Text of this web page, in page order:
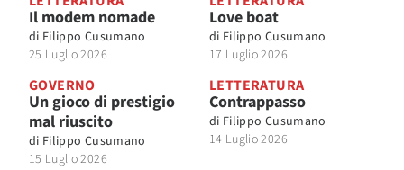
Il modem nomade
di Filippo Cusumano
25 Luglio 2026
Love boat
di Filippo Cusumano
17 Luglio 2026
GOVERNO
Un gioco di prestigio
mal riuscito
di Filippo Cusumano
15 Luglio 2026
LETTERATURA
Contrappasso
di Filippo Cusumano
14 Luglio 2026